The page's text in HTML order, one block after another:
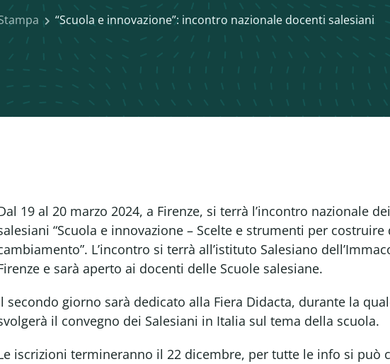
“Scuola e innovazione”: incontro nazionale docenti salesiani
19 al 20 marzo 2024, a Firenze, si terrà l’incontro nazionale
“Scuola e innovazione – Scelte e strumenti per costruire
L’incontro si terrà all’istituto Salesiano
e sarà aperto ai docenti delle Scuole salesiane.
secondo giorno sarà dedicato alla Fiera Didacta, durante la
il convegno dei Salesiani in Italia sul tema della scuola.
iscrizioni termineranno il 22 dicembre, per tutte le info si può